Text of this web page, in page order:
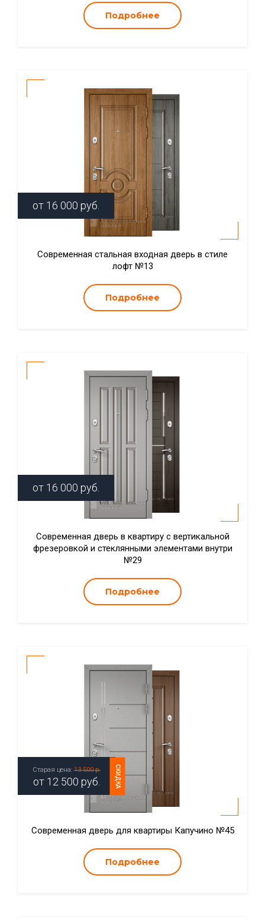
Подробнее
от 16 000 руб.
Современная стальная входная дверь в стиле
лофт №13
Подробнее
от 16 000 руб.
Современная дверь в квартиру с вертикальной
фрезеровкой и стеклянными элементами внутри
№29
Подробнее
СКИДКА
Старая цена: 13 500 р.
от 12 500 руб.
Современная дверь для квартиры Капучино №45
Подробнее